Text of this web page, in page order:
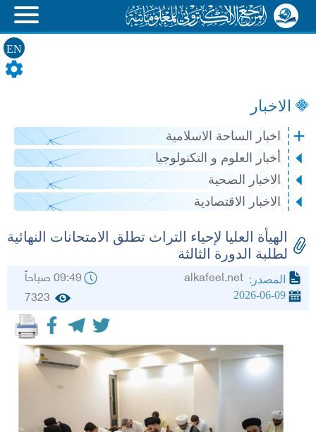
EN
الاخبار
اخبار الساحة الاسلامية
أخبار العلوم و التكنولوجيا
الاخبار الصحية
الاخبار الاقتصادية
الهيأة العليا لإحياء التراث تطلق الامتحانات النهائية
لطلبة الدورة الثالثة
المصدر: 09:49 صباحاً
2026-06-09
7323